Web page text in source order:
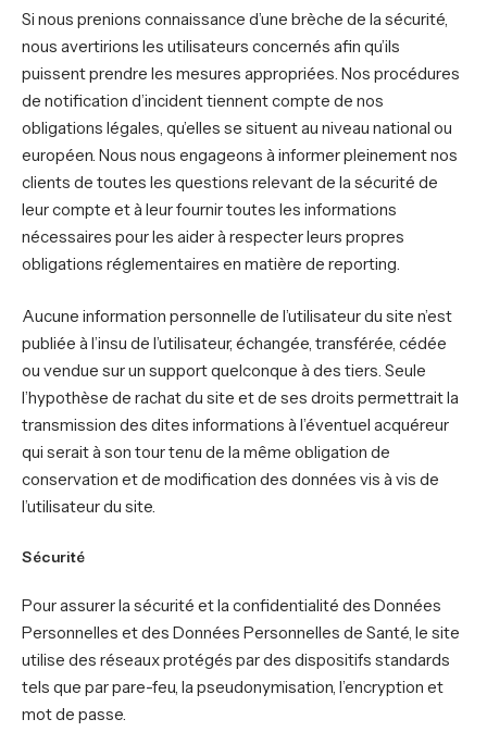
Si nous prenions connaissance d’une brèche de la sécurité,
nous avertirions les utilisateurs concernés afin qu’ils
puissent prendre les mesures appropriées. Nos procédures
de notification d’incident tiennent compte de nos
obligations légales, qu’elles se situent au niveau national ou
européen. Nous nous engageons à informer pleinement nos
clients de toutes les questions relevant de la sécurité de
leur compte et à leur fournir toutes les informations
nécessaires pour les aider à respecter leurs propres
obligations réglementaires en matière de reporting.
Aucune information personnelle de l’utilisateur du site n’est
publiée à l’insu de l’utilisateur, échangée, transférée, cédée
ou vendue sur un support quelconque à des tiers. Seule
l’hypothèse de rachat du site et de ses droits permettrait la
transmission des dites informations à l’éventuel acquéreur
qui serait à son tour tenu de la même obligation de
conservation et de modification des données vis à vis de
l’utilisateur du site.
Sécurité
Pour assurer la sécurité et la confidentialité des Données
Personnelles et des Données Personnelles de Santé, le site
utilise des réseaux protégés par des dispositifs standards
tels que par pare-feu, la pseudonymisation, l’encryption et
mot de passe.